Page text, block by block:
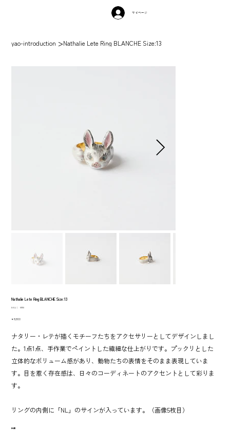
マイページ
yao-introduction >Nathalie Lete Ring BLANCHE Size:13
Nathalie Lete Ring BLANCHE Size:13
SKU：
SKU：
511110
価
￥8,800
ナタリー・レテが描くモチーフたちをアクセサリーとしてデザインしまし
た。1点1点、手作業でペイントした繊細な仕上がりです。プックリとした
立体的なボリューム感があり、動物たちの表情をそのまま表現していま
す。目を惹く存在感は、日々のコーディネートのアクセントとして彩りま
す。
リングの内側に「NL」のサインが入っています。（画像5枚目）
数量